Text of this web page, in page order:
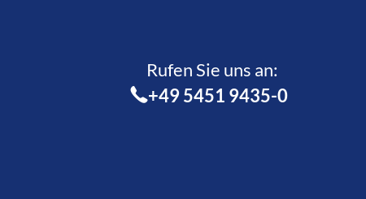
Rufen Sie uns an:­
+49 5451 9435-0